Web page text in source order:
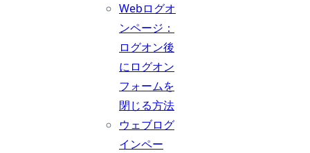
Webログオ
ンページ：
ログオン後
にログオン
フォームを
閉じる方法
ウェブログ
インペー